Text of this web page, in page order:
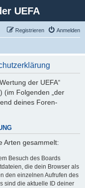
UEFA
Anmelden
Registrieren
der UEFA“
(im Folgenden „der
deines Foren-
Arten gesammelt:
Besuch des Boards
die dein Browser als
den einzelnen Aufrufen des
sind die aktuelle ID deiner